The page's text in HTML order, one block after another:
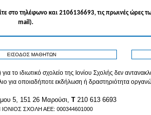
στo τηλέφωνo και 2106136693, τις πρωινές
mail).
ΕΙΣΟΔΟΣ ΜΑΘΗΤΩΝ
το ιδιωτικό σχολείο της Ιονίου Σχολής δεν
για οποιαδήποτε εκδήλωση ή δραστηριότητα
5, 151 26 Μαρούσι, T210 613 6693
ΣΧΟΛΗ ΑΕΕ: 000344601000